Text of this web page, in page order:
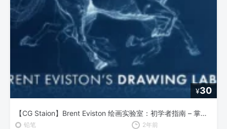
¥30
【CG Staion】Brent Eviston 绘画实验室：初学者指南 – 掌握线条的艺术
铅笔 2年前